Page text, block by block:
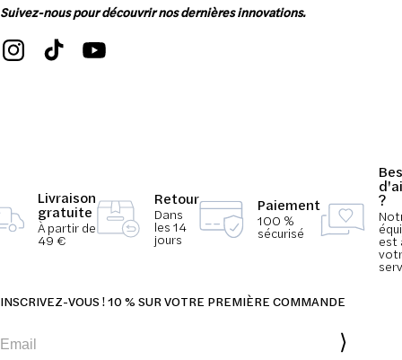
Suivez-nous pour découvrir nos dernières innovations.
Livraison
gratuite
À partir de
49 €
Retour
Dans
les 14
jours
Paiement
100 %
sécurisé
?
est
INSCRIVEZ-VOUS ! 10 % SUR VOTRE PREMIÈRE COMMANDE